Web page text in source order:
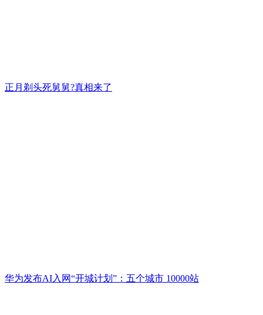
正月剃头死舅舅?真相来了
华为发布AI入网“开城计划”：五个城市 10000站